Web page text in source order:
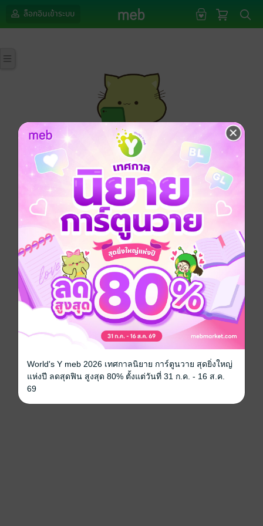
ล็อกอินเข้าระบบ
กรุณาเข้าสู่ระบบก่อนดำเนินรายการด้วยค่ะ
ล็อกอินเข้าระบบ
World's Y meb 2026 เทศกาลนิยาย การ์ตูนวาย สุดยิ่งใหญ่
แห่งปี ลดสุดฟิน สูงสุด 80% ตั้งแต่วันที่ 31 ก.ค. - 16 ส.ค.
69